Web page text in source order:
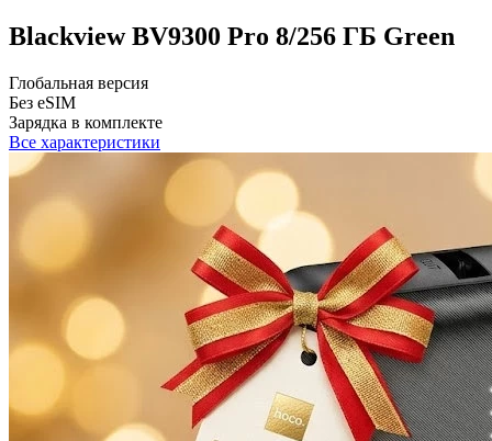
Blackview BV9300 Pro 8/256 ГБ Green
Глобальная версия
Без eSIM
Зарядка в комплекте
Все характеристики